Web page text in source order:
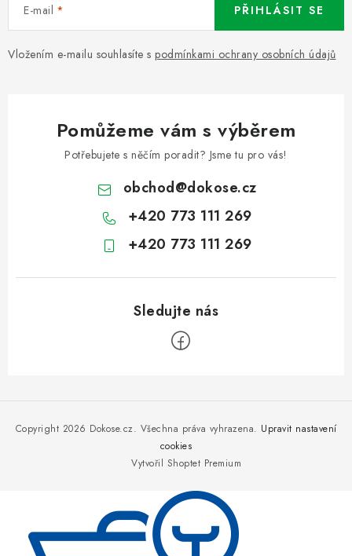
E-mail
Vložením e-mailu souhlasíte s podmínkami ochrany osobních údajů
PŘIHLÁSIT SE
Pomůžeme vám s výběrem
Potřebujete s něčím poradit? Jsme tu pro vás!
obchod@dokose.cz
+420 773 111 269
+420 773 111 269
Vytvořil Shoptet Premium
Copyright 2026 Dokose.cz. Všechna práva vyhrazena. Upravit nastavení
cookies